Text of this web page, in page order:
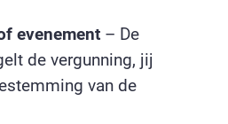
evenement – De
de vergunning, jij
van de